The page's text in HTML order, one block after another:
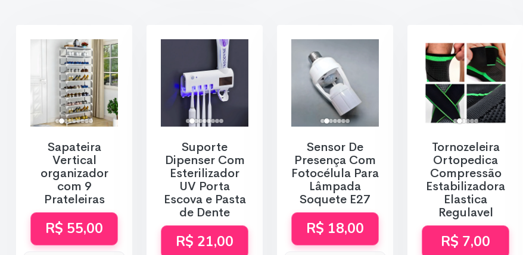
Sapateira
Vertical
organizador
com 9
Prateleiras
R$ 55,00
Suporte
Dipenser Com
Esterilizador
UV Porta
Escova e Pasta
de Dente
R$ 21,00
Sensor De
Presença Com
Fotocélula Para
Lâmpada
Soquete E27
R$ 18,00
Tornozeleira
Ortopedica
Compressão
Estabilizadora
Elastica
Regulavel
R$ 7,00